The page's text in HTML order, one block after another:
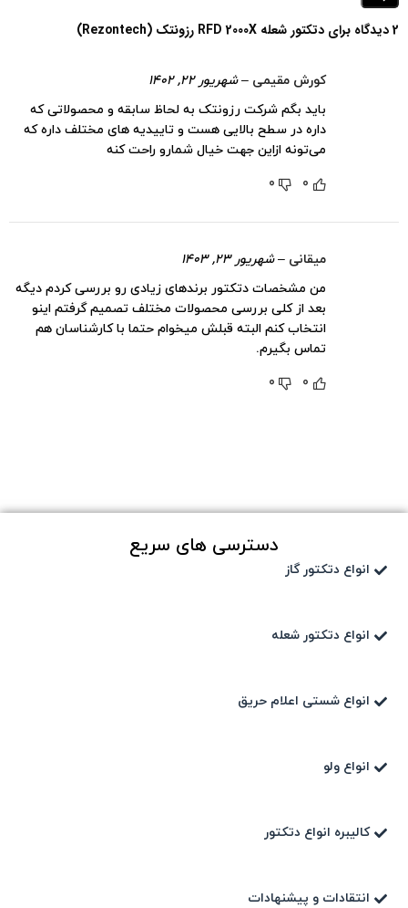
2 دیدگاه برای دتکتور شعله RFD 2000X رزونتک (Rezontech)
کورش مقیمی – شهریور ۲۲, ۱۴۰۲
باید بگم شرکت رزونتک به لحاظ سابقه و محصولاتی که
داره در سطح بالایی هست و تاییدیه های مختلف داره که
می‌تونه ازاین جهت خیال شمارو راحت کنه
0
0
میقانی – شهریور ۲۳, ۱۴۰۳
من مشخصات دتکتور برندهای زیادی رو بررسی کردم دیگه
بعد از کلی بررسی محصولات مختلف تصمیم گرفتم اینو
انتخاب کنم البته قبلش میخوام حتما با کارشناسان هم
تماس بگیرم.
0
0
دسترسی های سریع
انواع دتکتور گاز
انواع دتکتور شعله
انواع شستی اعلام حریق
انواع ولو
کالیبره انواع دتکتور
انتقادات و پیشنهادات